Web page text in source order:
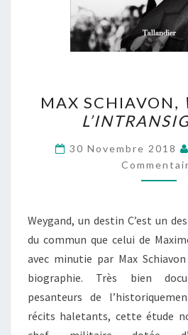
MAX SCHIAVON,
30 Novembre 2018
Weygand, un destin C’est un
du commun que celui de
avec minutie par Max
biographie. Très bien
pesanteurs de
récits haletants, cette étude